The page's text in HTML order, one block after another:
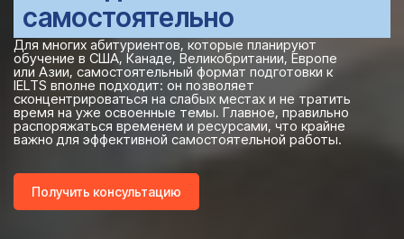
самостоятельно
Для многих абитуриентов, которые планируют
обучение в США, Канаде, Великобритании, Европе
или Азии, самостоятельный формат подготовки к
IELTS вполне подходит: он позволяет
сконцентрироваться на слабых местах и не тратить
время на уже освоенные темы. Главное, правильно
распоряжаться временем и ресурсами, что крайне
важно для эффективной самостоятельной работы.
Получить консультацию